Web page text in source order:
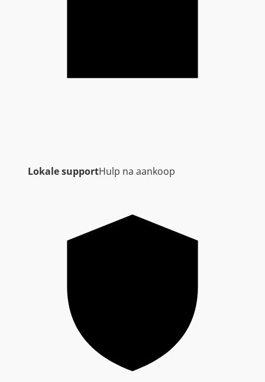
Lokale supportHulp na aankoop